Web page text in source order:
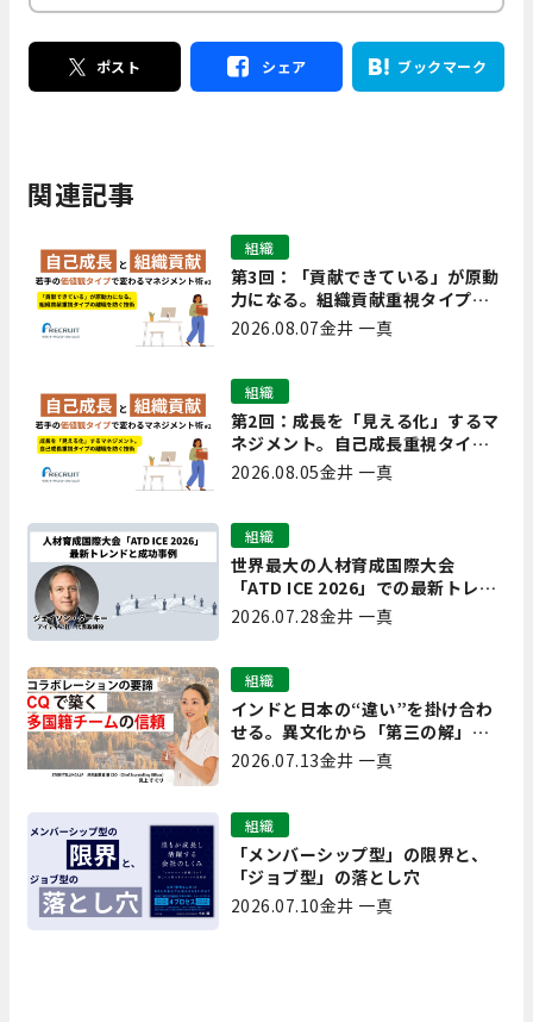
ポスト シェア ブックマーク
関連記事
第3回：「貢献できている」が原動
力になる。組織貢献重視タイプの
離職を防ぐ技術
組織
2026.08.07金井 一真
第2回：成長を「見える化」するマ
ネジメント。自己成長重視タイプ
の離職を防ぐ技術
組織
2026.08.05金井 一真
世界最大の人材育成国際大会
「ATD ICE 2026」での最新トレン
ドと成功事例｜「重要で実用的
な、日本にも合う」ホットトピッ
組織
2026.07.28金井 一真
インドと日本の“違い”を掛け合わ
せる。異文化から「第三の解」を
生み出す実践【現場を変えるCQ白
組織
2026.07.13金井 一真
「メンバーシップ型」の限界と、
「ジョブ型」の落とし穴
組織
2026.07.10金井 一真